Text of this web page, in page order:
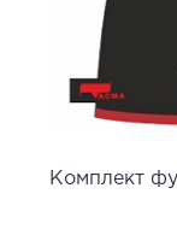
Комплект